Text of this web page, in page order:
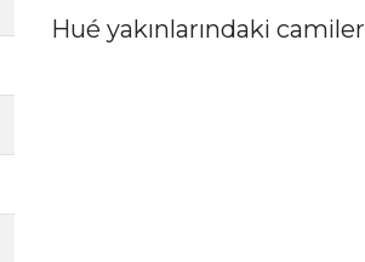
Hué yakınlarındaki camiler